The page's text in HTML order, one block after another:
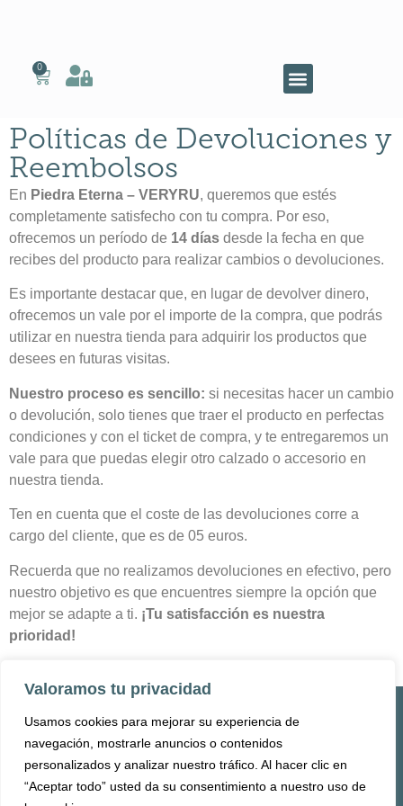
Valoramos tu privacidad
Usamos cookies para mejorar su experiencia de
navegación, mostrarle anuncios o contenidos
personalizados y analizar nuestro tráfico. Al hacer clic en
“Aceptar todo” usted da su consentimiento a nuestro uso de
0
Políticas de Devoluciones y
Reembolsos
En Piedra Eterna – VERYRU, queremos que estés
completamente satisfecho con tu compra. Por eso,
ofrecemos un período de 14 días desde la fecha en que
recibes del producto para realizar cambios o devoluciones.
Es importante destacar que, en lugar de devolver dinero,
ofrecemos un vale por el importe de la compra, que podrás
utilizar en nuestra tienda para adquirir los productos que
desees en futuras visitas.
Nuestro proceso es sencillo: si necesitas hacer un cambio
o devolución, solo tienes que traer el producto en perfectas
condiciones y con el ticket de compra, y te entregaremos un
vale para que puedas elegir otro calzado o accesorio en
nuestra tienda.
Ten en cuenta que el coste de las devoluciones corre a
cargo del cliente, que es de 05 euros.
Recuerda que no realizamos devoluciones en efectivo, pero
nuestro objetivo es que encuentres siempre la opción que
mejor se adapte a ti. ¡Tu satisfacción es nuestra
prioridad!
Inicio Tienda
Quienes somos Contacto
Políticas de Devolución o
Reembolso
Cookies